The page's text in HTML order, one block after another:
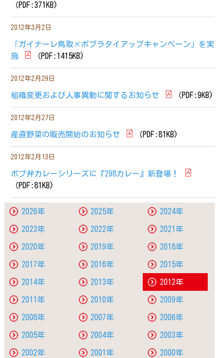
2026年 2025年 2024年
2023年 2022年 2021年
2020年 2019年 2018年
2017年 2016年 2015年
2014年 2013年 2012年
2011年 2010年 2009年
2008年 2007年 2006年
2005年 2004年 2003年
2002年 2001年 2000年
（PDF:371KB)
2012年3月2日
「ガイナーレ鳥取×ポプラタイアップキャンペーン」を実
施
（PDF:1415KB)
2012年2月29日
組織変更および人事異動に関するお知らせ （PDF:9KB)
2012年2月27日
産直野菜の販売開始のお知らせ （PDF:81KB)
2012年2月13日
ポプ弁カレーシリーズに『298カレー』新登場！
（PDF:81KB)